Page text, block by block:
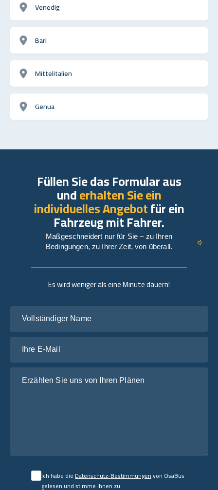
Venedig
Bari
Mittelitalien
Genua
Es wird weniger als eine Minute dauern!
Ich habe dieDatenschutz-Bestimmungenvon OsaBus
gelesen und stimme ihnen zu.
Füllen Sie das Formular aus
underhalten Sie ein
individuelles Angebotfür ein
Fahrzeug mit Fahrer.
Maßgeschneidert nur für Sie – zu Ihren
Bedingungen, zu Ihrer Zeit, von überall.